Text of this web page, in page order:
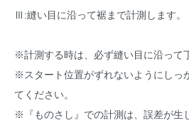
Ⅲ:縫い目に沿って裾まで計測します。
※計測する時は、必ず縫い目に沿って
※スタート位置がずれないようにしっ
てください。
※『ものさし』での計測は、誤差が生